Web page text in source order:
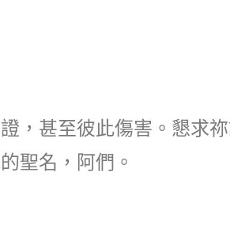
，甚至彼此傷害。懇求
聖名，阿們。